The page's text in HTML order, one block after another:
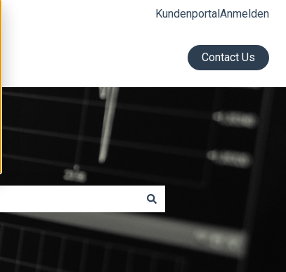
KundenportalAnmelden
Contact Us